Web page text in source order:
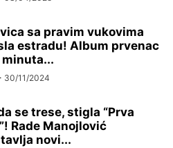
sa pravim vukovima
estradu! Album prvenac
minuta...
30/11/2024
se trese, stigla “Prva
Rade Manojlović
novi...